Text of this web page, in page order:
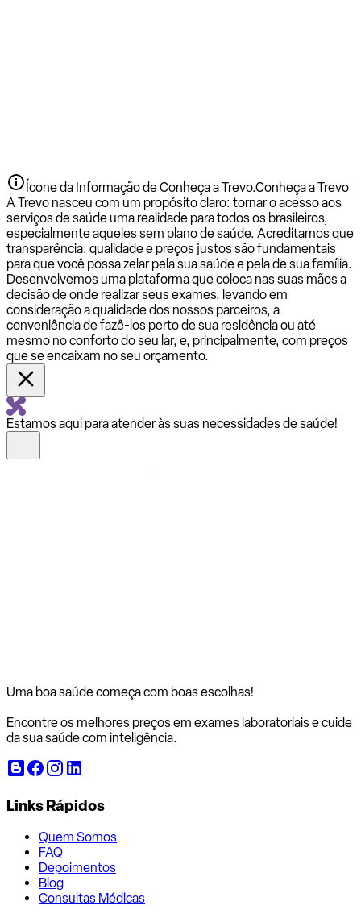
Ícone da Informação de Conheça a Trevo.Conheça a Trevo
A Trevo nasceu com um propósito claro: tornar o acesso aos
serviços de saúde uma realidade para todos os brasileiros,
especialmente aqueles sem plano de saúde. Acreditamos que
transparência, qualidade e preços justos são fundamentais
para que você possa zelar pela sua saúde e pela de sua família.
Desenvolvemos uma plataforma que coloca nas suas mãos a
decisão de onde realizar seus exames, levando em
consideração a qualidade dos nossos parceiros, a
conveniência de fazê-los perto de sua residência ou até
mesmo no conforto do seu lar, e, principalmente, com preços
que se encaixam no seu orçamento.
Estamos aqui para atender às suas necessidades de saúde!
Uma boa saúde começa com boas escolhas!
Encontre os melhores preços em exames laboratoriais e cuide
da sua saúde com inteligência.
Links Rápidos
Quem Somos
FAQ
Depoimentos
Blog
Consultas Médicas